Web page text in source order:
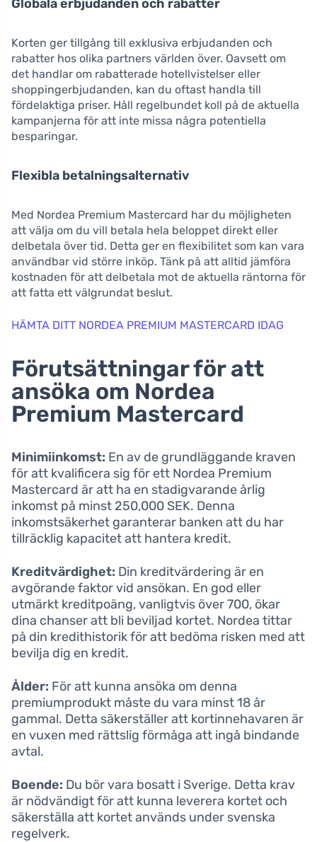
Globala erbjudanden och rabatter
Korten ger tillgång till exklusiva erbjudanden och
rabatter hos olika partners världen över. Oavsett om
det handlar om rabatterade hotellvistelser eller
shoppingerbjudanden, kan du oftast handla till
fördelaktiga priser. Håll regelbundet koll på de aktuella
kampanjerna för att inte missa några potentiella
besparingar.
Flexibla betalningsalternativ
Med Nordea Premium Mastercard har du möjligheten
att välja om du vill betala hela beloppet direkt eller
delbetala över tid. Detta ger en flexibilitet som kan vara
användbar vid större inköp. Tänk på att alltid jämföra
kostnaden för att delbetala mot de aktuella räntorna för
att fatta ett välgrundat beslut.
HÄMTA DITT NORDEA PREMIUM MASTERCARD IDAG
Förutsättningar för att
ansöka om Nordea
Premium Mastercard
Minimiinkomst: En av de grundläggande kraven
för att kvalificera sig för ett Nordea Premium
Mastercard är att ha en stadigvarande årlig
inkomst på minst 250,000 SEK. Denna
inkomstsäkerhet garanterar banken att du har
tillräcklig kapacitet att hantera kredit.
Kreditvärdighet: Din kreditvärdering är en
avgörande faktor vid ansökan. En god eller
utmärkt kreditpoäng, vanligtvis över 700, ökar
dina chanser att bli beviljad kortet. Nordea tittar
på din kredithistorik för att bedöma risken med att
bevilja dig en kredit.
Ålder: För att kunna ansöka om denna
premiumprodukt måste du vara minst 18 år
gammal. Detta säkerställer att kortinnehavaren är
en vuxen med rättslig förmåga att ingå bindande
avtal.
Boende: Du bör vara bosatt i Sverige. Detta krav
är nödvändigt för att kunna leverera kortet och
säkerställa att kortet används under svenska
regelverk.